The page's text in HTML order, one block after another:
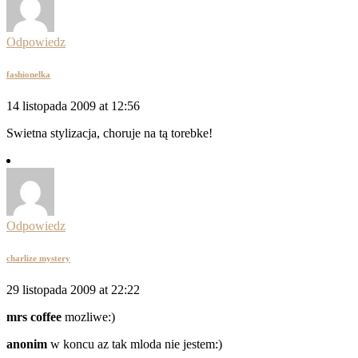
Odpowiedz
fashionelka
14 listopada 2009 at 12:56
Swietna stylizacja, choruje na tą torebke!
Odpowiedz
charlize mystery
29 listopada 2009 at 22:22
mrs coffee mozliwe:)
anonim w koncu az tak mloda nie jestem:)